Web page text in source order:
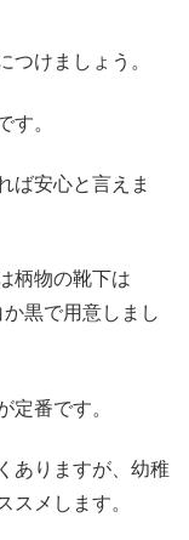
つけましょう。
す。
ば安心と言えま
柄物の靴下は
黒で用意しまし
定番です。
ありますが、幼稚
スメします。